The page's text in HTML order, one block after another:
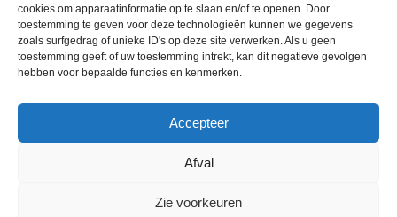
cookies om apparaatinformatie op te slaan en/of te openen. Door
toestemming te geven voor deze technologieën kunnen we gegevens
zoals surfgedrag of unieke ID's op deze site verwerken. Als u geen
toestemming geeft of uw toestemming intrekt, kan dit negatieve gevolgen
hebben voor bepaalde functies en kenmerken.
Accepteer
Afval
Zie voorkeuren
REGISTREER NU
Algemene verkoopsvoorwaardenVoorwaarden voor gebruik